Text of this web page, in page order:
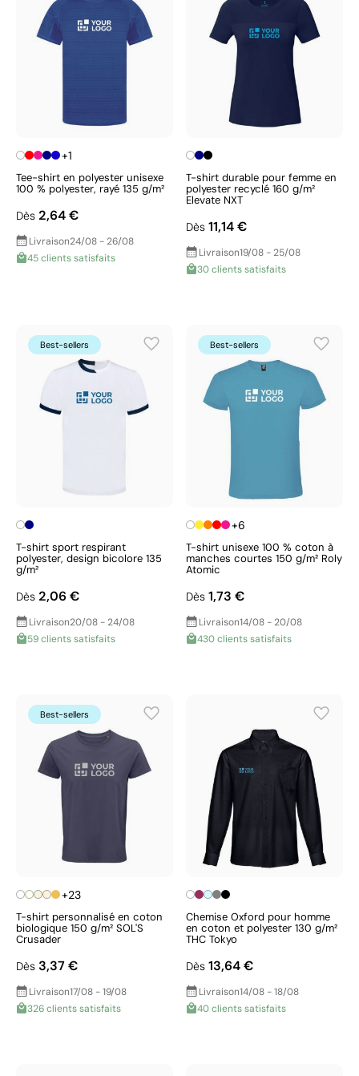
+1
Tee-shirt en polyester unisexe
100 % polyester, rayé 135 g/m²
Dès 2,64 €
Livraison24/08 - 26/08
45 clients satisfaits
T-shirt durable pour femme en
polyester recyclé 160 g/m²
Elevate NXT
Dès 11,14 €
Livraison19/08 - 25/08
30 clients satisfaits
Best-sellers
T-shirt sport respirant
polyester, design bicolore 135
g/m²
Dès 2,06 €
Livraison20/08 - 24/08
59 clients satisfaits
Best-sellers
+6
T-shirt unisexe 100 % coton à
manches courtes 150 g/m² Roly
Atomic
Dès 1,73 €
Livraison14/08 - 20/08
430 clients satisfaits
Best-sellers
+23
T-shirt personnalisé en coton
biologique 150 g/m² SOL'S
Crusader
Dès 3,37 €
Livraison17/08 - 19/08
326 clients satisfaits
Chemise Oxford pour homme
en coton et polyester 130 g/m²
THC Tokyo
Dès 13,64 €
Livraison14/08 - 18/08
40 clients satisfaits